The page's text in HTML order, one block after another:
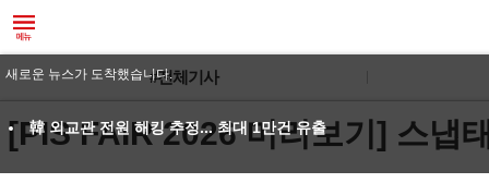
#전체기사
[PIS FAIR 2026 미리보기] 스냅
새로운 뉴스가 도착했습니다.
韓 외교관 전원 해킹 추정... 최대 1만건 유출